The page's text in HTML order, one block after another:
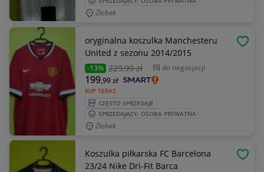
Żłobek
oryginalna koszulka Manchesteru
United z sezonu 2014/2015
-13% 229,99 zł do negocjacji
KUP TERAZ
199,99zł
CZĘSTO SPRZEDAJE
SPRZEDAJĄCY: OSOBA PRYWATNA
Żłobek
Koszulka piłkarska FC Barcelona
23/24 Nike Dri-Fit Barca